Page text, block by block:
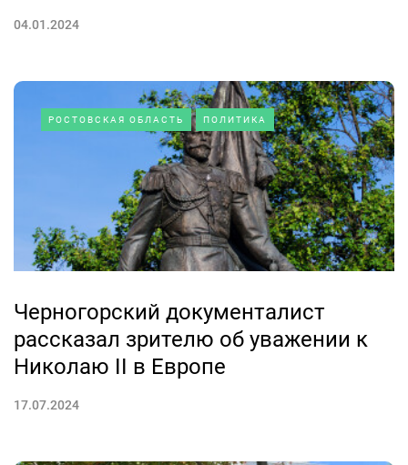
04.01.2024
РОСТОВСКАЯ ОБЛАСТЬ ПОЛИТИКА
Черногорский документалист
рассказал зрителю об уважении к
Николаю II в Европе
17.07.2024